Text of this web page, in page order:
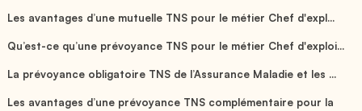
Les avantages d’une mutuelle TNS pour le métier Chef d'expl...
Qu’est-ce qu’une prévoyance TNS pour le métier Chef d'exploi...
La prévoyance obligatoire TNS de l’Assurance Maladie et les ...
Les avantages d’une prévoyance TNS complémentaire pour la